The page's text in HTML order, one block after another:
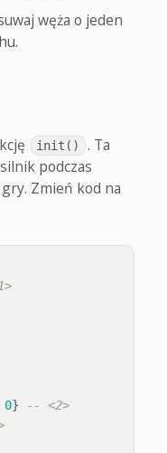
węża o jeden
init()
. Ta
podczas
Zmień kod na
0}
-- <2>